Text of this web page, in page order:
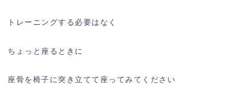
トレーニングする必要はなく
ちょっと座るときに
座骨を椅子に突き立てて座ってみてください